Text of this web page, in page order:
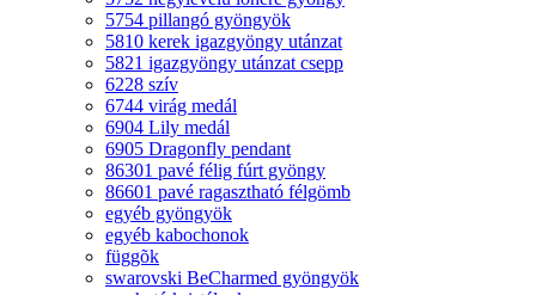
5754 pillangó gyöngyök
5810 kerek igazgyöngy utánzat
5821 igazgyöngy utánzat csepp
6228 szív
6744 virág medál
6904 Lily medál
6905 Dragonfly pendant
86301 pavé félig fúrt gyöngy
86601 pavé ragasztható félgömb
egyéb gyöngyök
egyéb kabochonok
függõk
swarovski BeCharmed gyöngyök